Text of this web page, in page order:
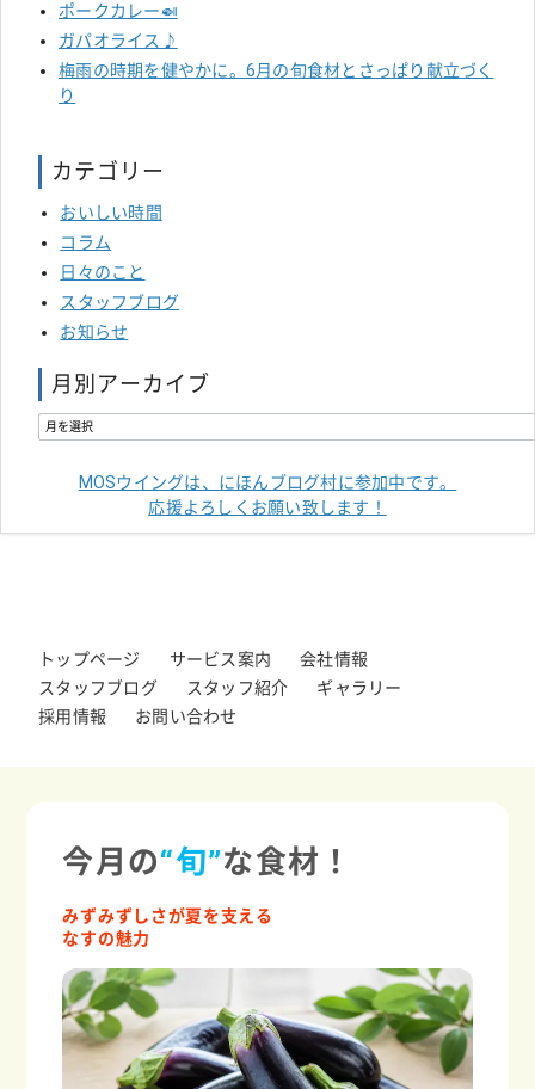
ポークカレー🍛
ガパオライス♪
梅雨の時期を健やかに。6月の旬食材とさっぱり献立づく
り
カテゴリー
おいしい時間
コラム
日々のこと
スタッフブログ
お知らせ
月別アーカイブ
MOSウイングは、にほんブログ村に参加中です。
応援よろしくお願い致します！
トップページ サービス案内
会社情報
スタッフブログ
スタッフ紹介
ギャラリー
採用情報
お問い合わせ
今月の“旬”な食材！
みずみずしさが夏を支える
なすの魅力